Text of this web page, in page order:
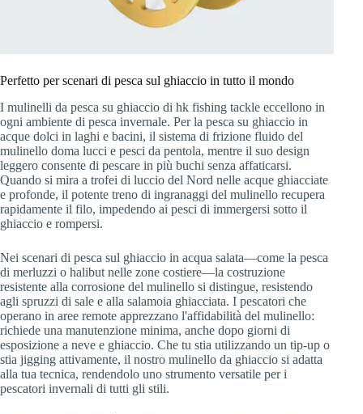
Perfetto per scenari di pesca sul ghiaccio in tutto il mondo
I mulinelli da pesca su ghiaccio di hk fishing tackle eccellono in
ogni ambiente di pesca invernale. Per la pesca su ghiaccio in
acque dolci in laghi e bacini, il sistema di frizione fluido del
mulinello doma lucci e pesci da pentola, mentre il suo design
leggero consente di pescare in più buchi senza affaticarsi.
Quando si mira a trofei di luccio del Nord nelle acque ghiacciate
e profonde, il potente treno di ingranaggi del mulinello recupera
rapidamente il filo, impedendo ai pesci di immergersi sotto il
ghiaccio e rompersi.
Nei scenari di pesca sul ghiaccio in acqua salata—come la pesca
di merluzzi o halibut nelle zone costiere—la costruzione
resistente alla corrosione del mulinello si distingue, resistendo
agli spruzzi di sale e alla salamoia ghiacciata. I pescatori che
operano in aree remote apprezzano l'affidabilità del mulinello:
richiede una manutenzione minima, anche dopo giorni di
esposizione a neve e ghiaccio. Che tu stia utilizzando un tip-up o
stia jigging attivamente, il nostro mulinello da ghiaccio si adatta
alla tua tecnica, rendendolo uno strumento versatile per i
pescatori invernali di tutti gli stili.